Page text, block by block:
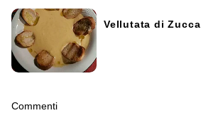
Vellutata di Zucca
Commenti